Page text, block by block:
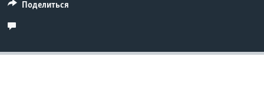
Поделиться